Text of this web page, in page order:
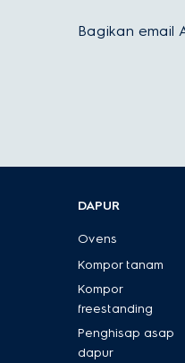
Bagikan email
DAPUR
Ovens
Kompor tanam
Kompor
freestanding
Penghisap asap
dapur